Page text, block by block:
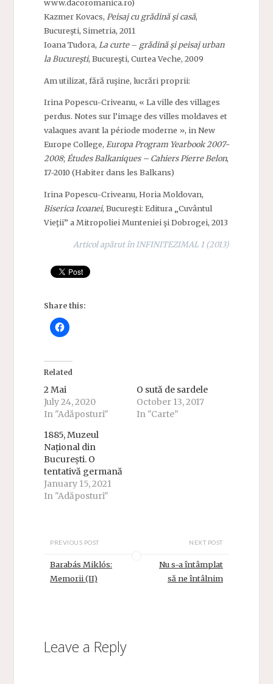
www.dacoromanica.ro)
Kazmer Kovacs, Peisaj cu grădină şi casă,
Bucureşti, Simetria, 2011
Ioana Tudora, La curte– grădină şi peisaj urban
la Bucureşti, Bucureşti, Curtea Veche, 2009
Am utilizat, fără ruşine, lucrări proprii:
Irina Popescu-Criveanu, « La ville des villages
perdus. Notes sur l’image des villes moldaves et
valaques avant la période moderne », in New
Europe College, Europa Program Yearbook 2007-
2008; Études Balkaniques – Cahiers Pierre Belon,
17-2010 (Habiter dans les Balkans)
Irina Popescu-Criveanu, Horia Moldovan,
Biserica Icoanei, Bucureşti: Editura „Cuvântul
Vieţii” a Mitropoliei Munteniei şi Dobrogei, 2013
Articol apărut în INFINITEZIMAL 1 (2013)
Share this:
Related
2 Mai
July 24, 2020
In "Adăposturi"
O sută de sardele
October 13, 2017
In "Carte"
1885, Muzeul
Național din
București. O
tentativă germană
January 15, 2021
In "Adăposturi"
PREVIOUS POST
Barabás Miklós:
Memorii (II)
NEXT POST
Nu s-a întâmplat
să ne întâlnim
Leave a Reply